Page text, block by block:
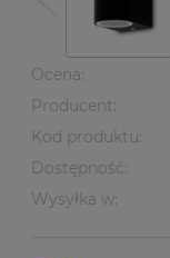
Ocena:
Producent:
Kod produktu:
Dostępność:
Wysyłka w: